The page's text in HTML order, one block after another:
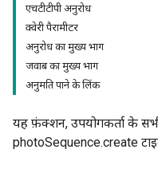
एचटीटीपी अनुरोध
क्वेरी पैरामीटर
अनुरोध का मुख्य भाग
जवाब का मुख्य भाग
अनुमति पाने के लिंक
यह फ़ंक्शन, उपयोगकर्ता के
photoSequence.create